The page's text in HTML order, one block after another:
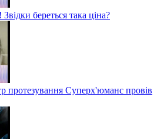
береться така ціна?
Суперх'юманс провів